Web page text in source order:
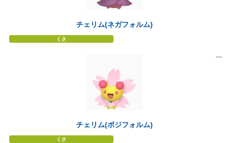
チェリム(ネガフォルム)
くさ
チェリム(ポジフォルム)
くさ